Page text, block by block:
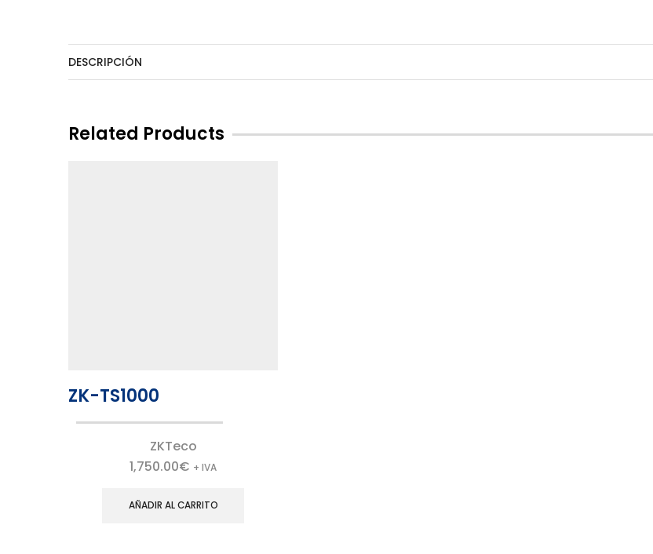
DESCRIPCIÓN
Related Products
ZK-TS1000
ZKTeco
1,750.00€ + IVA
AÑADIR AL CARRITO